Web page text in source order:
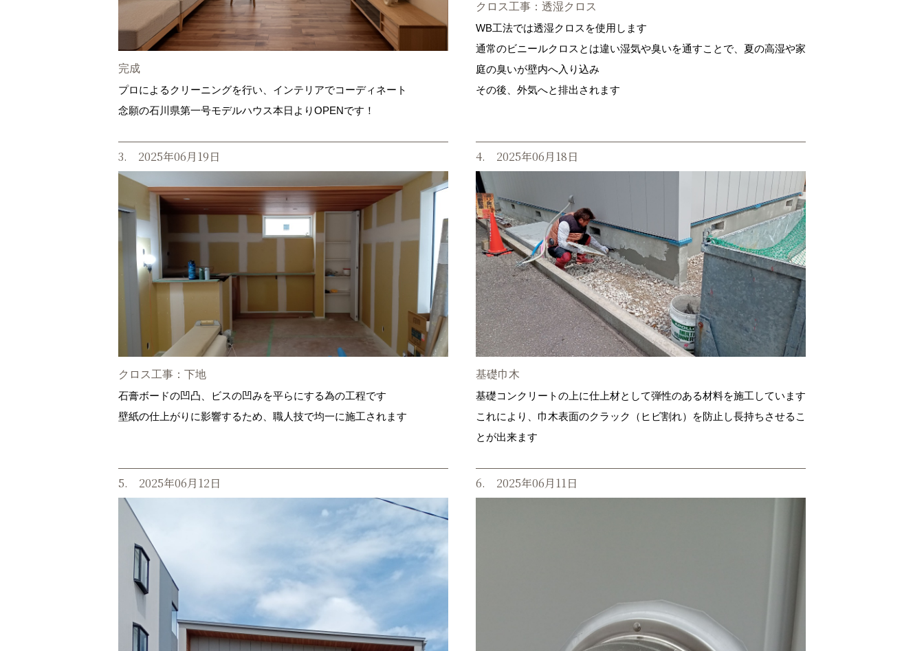
完成
プロによるクリーニングを行い、インテリアでコーディネート
念願の石川県第一号モデルハウス本日よりOPENです！
クロス工事：透湿クロス
WB工法では透湿クロスを使用します
通常のビニールクロスとは違い湿気や臭いを通すことで、夏の高湿や家
庭の臭いが壁内へ入り込み
その後、外気へと排出されます
3. 2025年06月19日
クロス工事：下地
石膏ボードの凹凸、ビスの凹みを平らにする為の工程です
壁紙の仕上がりに影響するため、職人技で均一に施工されます
4. 2025年06月18日
基礎巾木
基礎コンクリートの上に仕上材として弾性のある材料を施工しています
これにより、巾木表面のクラック（ヒビ割れ）を防止し長持ちさせるこ
とが出来ます
5. 2025年06月12日 6. 2025年06月11日